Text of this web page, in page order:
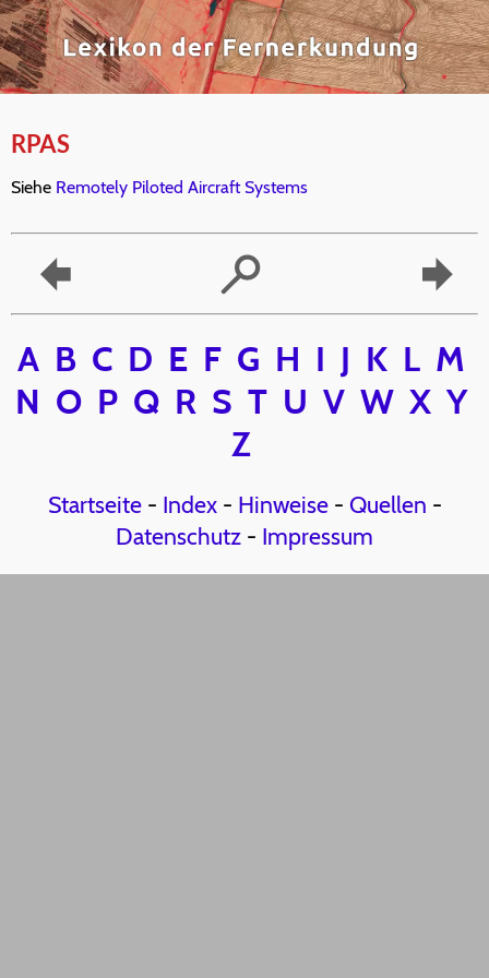
RPAS
Siehe Remotely Piloted Aircraft Systems
A B C D E F G H I J K L M
N O P Q R S T U V W X Y
Z
Startseite- Index- Hinweise- Quellen -
Datenschutz - Impressum